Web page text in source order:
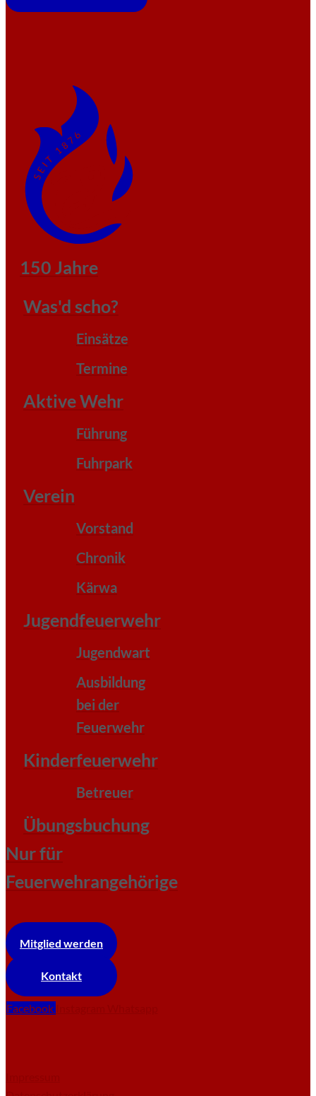
150 Jahre
Was'd scho?
Einsätze
Termine
Aktive Wehr
Führung
Fuhrpark
Verein
Vorstand
Chronik
Kärwa
Jugendfeuerwehr
Jugendwart
Ausbildung
bei der
Feuerwehr
Kinderfeuerwehr
Betreuer
Übungsbuchung
Nur für
Feuerwehrangehörige
Mitglied werden
Kontakt
Facebook